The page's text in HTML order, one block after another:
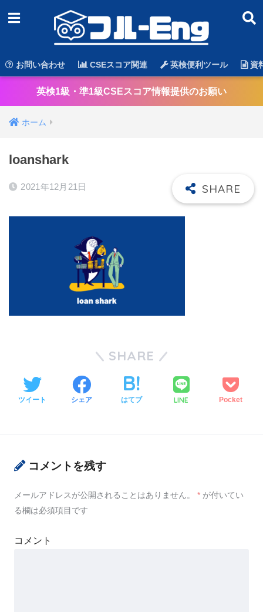
お問い合わせ CSEスコア関連 英検便利ツール 資
英検1級・準1級CSEスコア情報提供のお願い
ホーム
loanshark
2021年12月21日
SHARE
ツイート シェア はてブ LINE Pocket
コメントを残す
メールアドレスが公開されることはありません。 * が付いてい
る欄は必須項目です
コメント